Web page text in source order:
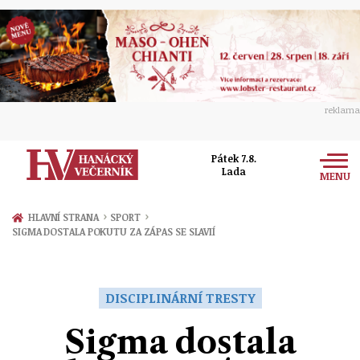
reklama
Pátek 7.8.
Lada
MENU
Zprávy
Ekonomika
HLAVNÍ STRANA › SPORT ›
SIGMA DOSTALA POKUTU ZA ZÁPAS SE SLAVIÍ
DISCIPLINÁRNÍ TRESTY
Sigma dostala